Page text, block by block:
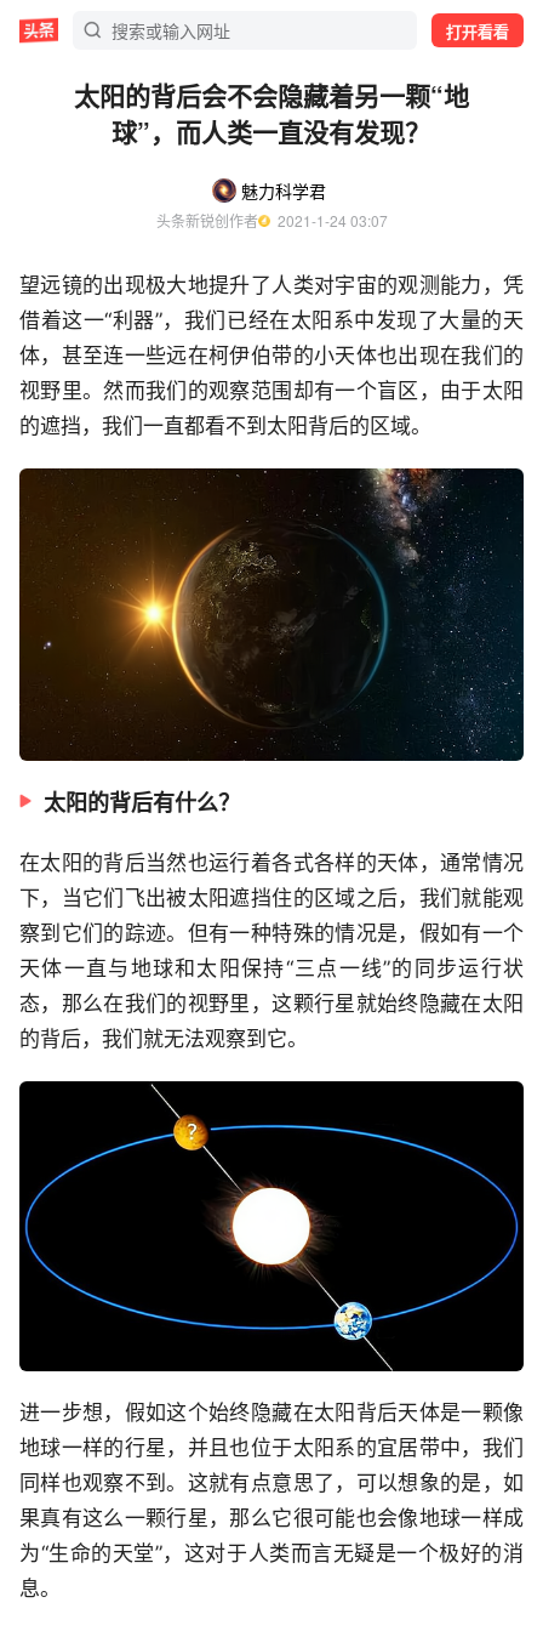
打开看看
太阳的背后会不会隐藏着另一颗“地
球”，而人类一直没有发现？
魅力科学君
头条新锐创作者
  2021-1-24 03:07
望远镜的出现极大地提升了人类对宇宙的观测能力，凭
借着这一“利器”，我们已经在太阳系中发现了大量的天
体，甚至连一些远在柯伊伯带的小天体也出现在我们的
视野里。然而我们的观察范围却有一个盲区，由于太阳
的遮挡，我们一直都看不到太阳背后的区域。
太阳的背后有什么？
在太阳的背后当然也运行着各式各样的天体，通常情况
下，当它们飞出被太阳遮挡住的区域之后，我们就能观
察到它们的踪迹。但有一种特殊的情况是，假如有一个
天体一直与地球和太阳保持“三点一线”的同步运行状
态，那么在我们的视野里，这颗行星就始终隐藏在太阳
的背后，我们就无法观察到它。
进一步想，假如这个始终隐藏在太阳背后天体是一颗像
地球一样的行星，并且也位于太阳系的宜居带中，我们
同样也观察不到。这就有点意思了，可以想象的是，如
果真有这么一颗行星，那么它很可能也会像地球一样成
为“生命的天堂”，这对于人类而言无疑是一个极好的消
息。